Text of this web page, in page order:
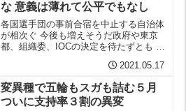
な 意義は薄れて公平でもなし
各国選手団の事前合宿を中止する自治体
が相次ぐ 今後も増えそうだ政府や東京
都、組織委、IOCの決定を待たずとも こ
ろう少なくとも開催の意義が薄れ （国際
交流がなく平和への貢献なし） 公平性が
失われ （合宿の...
2021.05.17
変異種で五輪もスガも詰む５月
ついに支持率３割の異変